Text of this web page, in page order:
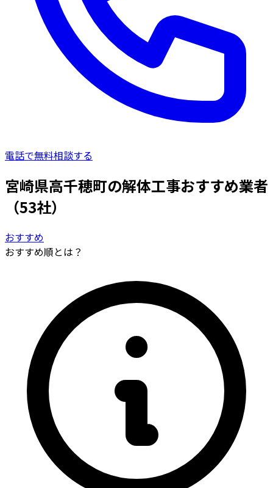
電話で無料相談する
宮崎県高千穂町の解体工事おすすめ業者
（53社）
おすすめ
おすすめ順とは？